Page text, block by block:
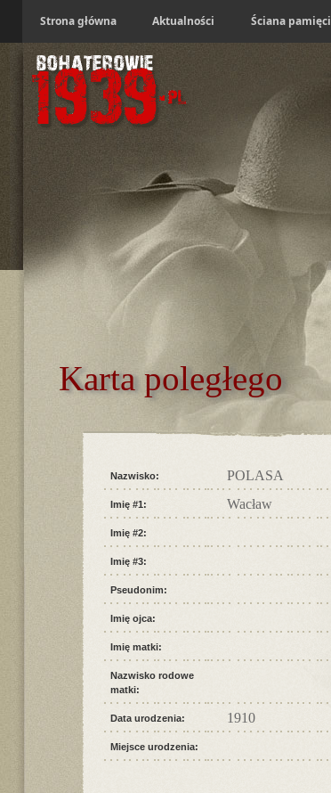
Strona główna Aktualności Ściana pamięci
Karta poległego
Nazwisko: POLASA
Imię #1: Wacław
Imię #2:
Imię #3:
Pseudonim:
Imię ojca:
Imię matki:
Nazwisko rodowe
matki:
Data urodzenia: 1910
Miejsce urodzenia: